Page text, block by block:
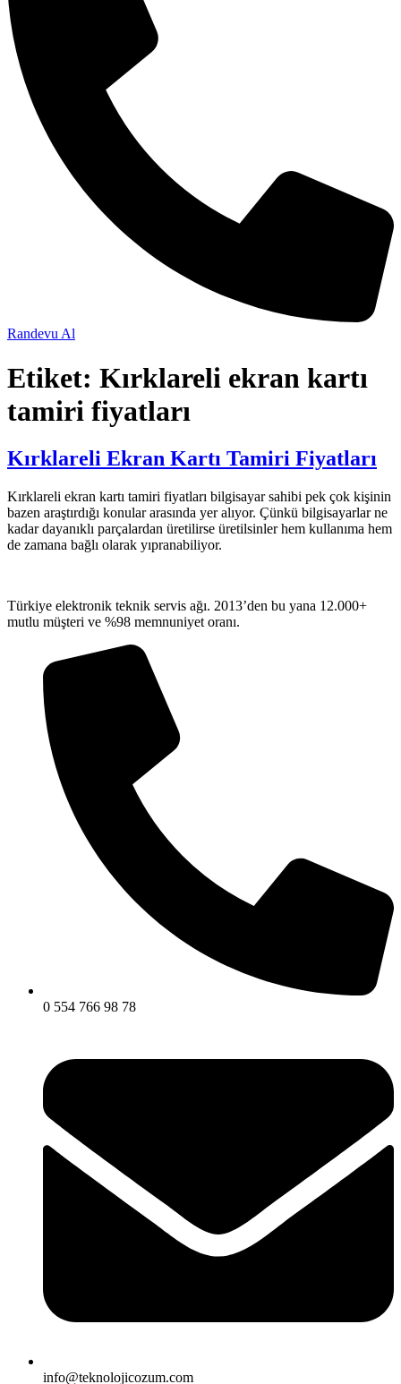
Randevu Al
Etiket: Kırklareli ekran kartı
tamiri fiyatları
Kırklareli Ekran Kartı Tamiri Fiyatları
Kırklareli ekran kartı tamiri fiyatları bilgisayar sahibi pek çok kişinin
bazen araştırdığı konular arasında yer alıyor. Çünkü bilgisayarlar ne
kadar dayanıklı parçalardan üretilirse üretilsinler hem kullanıma hem
de zamana bağlı olarak yıpranabiliyor.
Türkiye elektronik teknik servis ağı. 2013’den bu yana 12.000+
mutlu müşteri ve %98 memnuniyet oranı.
0 554 766 98 78
info@teknolojicozum.com